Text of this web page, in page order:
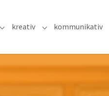
Submenu for "effektiv"
kreativ Submenu for
kommunikativ